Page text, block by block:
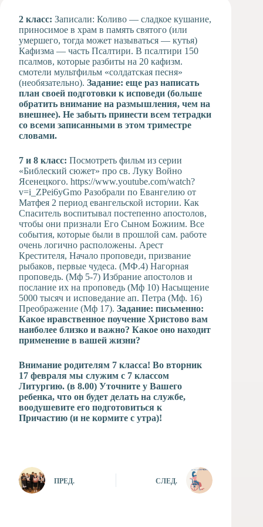
студия
Музыкальное
отделение
Психологическая
Служба
Тьюторская
служба
2 класс: Записали: Коливо — сладкое кушание,
приносимое в храм в память святого (или
умершего, тогда может называться — кутья)
Кафизма — часть Псалтири. В псалтири 150
псалмов, которые разбиты на 20 кафизм.
смотели мультфильм «солдатская песня»
(необязательно). Задание: еще раз написать
план своей подготовки к исповеди (больше
обратить внимание на размышления, чем на
внешнее). Не забыть принести всем тетрадки
со всеми записанными в этом триместре
словами.
7 и 8 класс: Посмотреть фильм из серии
«Библеский сюжет» про св. Луку Войно
Ясенецкого. https://www.youtube.com/watch?
v=i_ZPei6yGmo Разобрали по Евангелию от
Матфея 2 период евангельской истории. Как
Спаситель воспитывал постепенно апостолов,
чтобы они признали Его Сыном Божиим. Все
события, которые были в прошлой сам. работе
очень логично расположены. Арест
Крестителя, Начало проповеди, призвание
рыбаков, первые чудеса. (МФ.4) Нагорная
проповедь. (Мф 5-7) Избрание апостолов и
послание их на проповедь (Мф 10) Насыщение
5000 тысяч и исповедание ап. Петра (Мф. 16)
Преображение (Мф 17). Задание: письменно:
Какое нравственное поучение Христово вам
наиболее близко и важно? Какое оно находит
применение в вашей жизни?
Внимание родителям 7 класса! Во вторник
17 февраля мы служим с 7 классом
Литургию. (в 8.00) Уточните у Вашего
ребенка, что он будет делать на службе,
воодушевите его подготовиться к
Причастию (и не кормите с утра)!
ПРЕД. СЛЕД.